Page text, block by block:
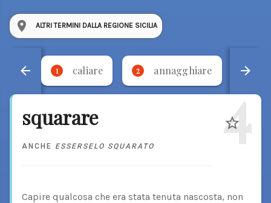
ALTRI TERMINI DALLA REGIONE SICILIA
1 caliare 2 annagghiare 3
squarare
ANCHE ESSERSELO SQUARATO 4
Capire qualcosa che era stata tenuta nascosta, non